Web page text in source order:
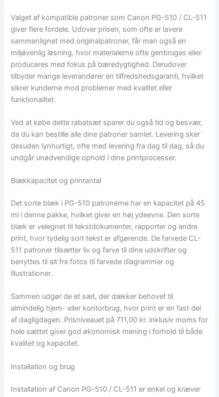
Valget af kompatible patroner som Canon PG-510 / CL-511
giver flere fordele. Udover prisen, som ofte er lavere
sammenlignet med originalpatroner, får man også en
miljøvenlig løsning, hvor materialerne ofte genbruges eller
produceres med fokus på bæredygtighed. Derudover
tilbyder mange leverandører en tilfredshedsgaranti, hvilket
sikrer kunderne mod problemer med kvalitet eller
funktionalitet.
Ved at købe dette rabatsæt sparer du også tid og besvær,
da du kan bestille alle dine patroner samlet. Levering sker
desuden lynhurtigt, ofte med levering fra dag til dag, så du
undgår unødvendige ophold i dine printprocesser.
Blækkapacitet og printantal
Det sorte blæk i PG-510 patronerne har en kapacitet på 45
ml i denne pakke, hvilket giver en høj ydeevne. Den sorte
blæk er velegnet til tekstdokumenter, rapporter og andre
print, hvor tydelig sort tekst er afgørende. De farvede CL-
511 patroner tilsætter liv og farve til dine udskrifter og
benyttes til alt fra fotos til farvede diagrammer og
illustrationer.
Sammen udgør de et sæt, der dækker behovet til
almindelig hjem- eller kontorbrug, hvor print er en fast del
af dagligdagen. Prisniveauet på 711,00 kr. inklusiv moms for
hele sættet giver god økonomisk mening i forhold til både
kvalitet og kapacitet.
Installation og brug
Installation af Canon PG-510 / CL-511 er enkel og kræver